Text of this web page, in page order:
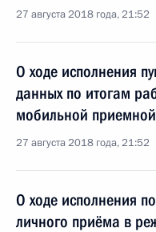
27 августа 2018 года, 21:52
О ходе исполнения
данных по итогам
мобильной
27 августа 2018 года, 21:52
О ходе исполнения
личного приёма в